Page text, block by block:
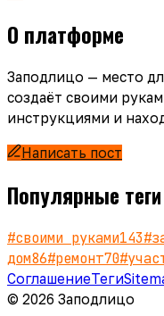
О платформе
Заподлицо — место
создаёт своими
инструкциями и
Написать пост
Популярные теги
#своими руками143#
дом86#ремонт70#
СоглашениеТеги
© 2026 Заподлицо